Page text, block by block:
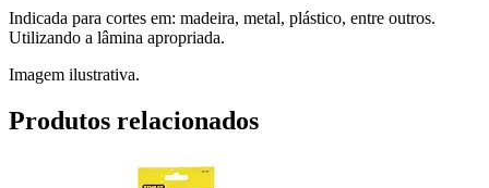
Indicada para cortes em: madeira, metal, plástico, entre outros.
Utilizando a lâmina apropriada.
Imagem ilustrativa.
Produtos relacionados